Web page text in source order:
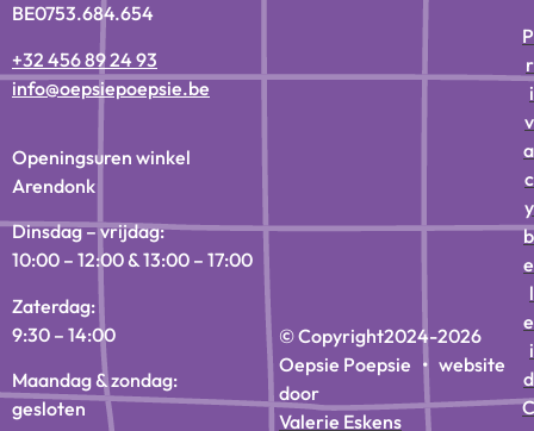
BE0753.684.654
+32 456 89 24 93
info@oepsiepoepsie.be
Openingsuren winkel
Arendonk
Dinsdag – vrijdag:
10:00 – 12:00 & 13:00 – 17:00
Zaterdag:
9:30 – 14:00
Maandag & zondag:
gesloten
© Copyright2024-2026
Oepsie Poepsie • website
door
Valerie Eskens
P
r
i
v
a
c
y
b
e
l
e
i
d
C